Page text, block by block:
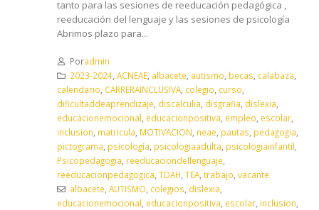
tanto para las sesiones de reeducación pedagógica ,
reeducación del lenguaje y las sesiones de psicología
Abrimos plazo para...
Poradmin
2023-2024, ACNEAE, albacete autismo becas calabaza
calendario CARRERAINCLUSIVA colegio curso
dificultaddeaprendizaje discalculia disgrafia dislexia
educacionemocional educacionpositiva empleo escolar
inclusion matricula MOTIVACION neae pautas pedagogia
pictograma psicología psicologiaadulta psicologiainfantil
Psicopedagogia reeducaciondellenguaje
reeducacionpedagogica TDAH TEA trabajo vacante
albacete AUTISMO colegios dislexia
educacionemocional educacionpositiva escolar inclusion